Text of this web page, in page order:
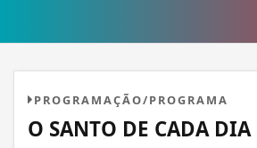
PROGRAMAÇÃO/PROGRAMA
O SANTO DE CADA DIA